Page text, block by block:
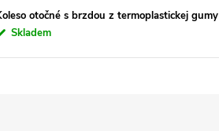
otočné s brzdou z termoplastickej gumy
Skladem